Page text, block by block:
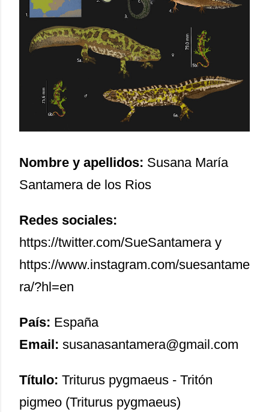
Nombre y apellidos: Susana María
Santamera de los Rios
Redes sociales:
https://twitter.com/SueSantamera y
https://www.instagram.com/suesantame
ra/?hl=en
País: España
Email: susanasantamera@gmail.com
Título: Triturus pygmaeus - Tritón
pigmeo (Triturus pygmaeus)